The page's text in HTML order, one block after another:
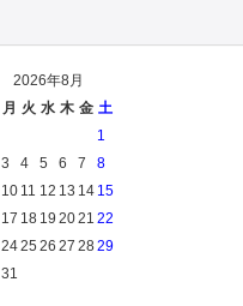
2026年8月
月 火 水 木 金 土
1
3 4 5 6 7
8
10 11 12 13 14 15
17 18 19 2021 22
2425 26 27 2829
31